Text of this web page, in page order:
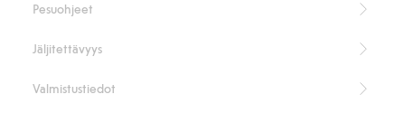
Pesuohjeet
Jäljitettävyys
Valmistustiedot